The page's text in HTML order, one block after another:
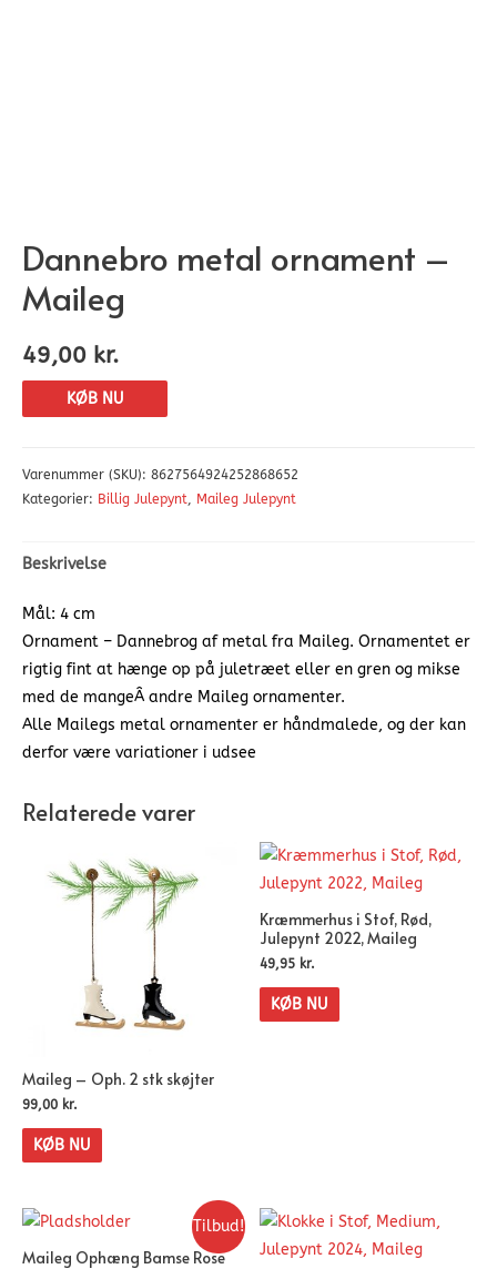
Dannebro metal ornament –
Maileg
49,00 kr.
KØB NU
Varenummer (SKU): 8627564924252868652
Kategorier: Billig Julepynt Maileg Julepynt
Beskrivelse
Mål: 4 cm
Ornament – Dannebrog af metal fra Maileg. Ornamentet er
rigtig fint at hænge op på juletræet eller en gren og mikse
med de mangeÂ andre Maileg ornamenter.
Alle Mailegs metal ornamenter er håndmalede, og der kan
derfor være variationer i udsee
Relaterede varer
Maileg – Oph. 2 stk skøjter
99,00 kr.
KØB NU
Kræmmerhus i Stof, Rød,
Julepynt 2022, Maileg
49,95 kr.
KØB NU
Tilbud!
Maileg Ophæng Bamse Rose